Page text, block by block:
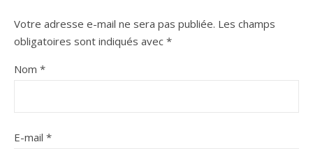
Votre adresse e-mail ne sera pas publiée. Les champs
obligatoires sont indiqués avec *
Nom *
E-mail *